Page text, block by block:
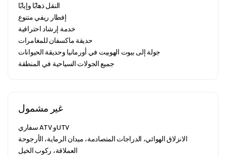
النقل ذهابًا وإيابًا
إفطار ريفي متنوع
خدمة إرشاد احترافية
حديقة ماكسفان للمغامرات
جولة إلى بيوت الهوبيت في أورمانيا وحديقة الحيوانات
جميع الجولات السياحية في المنطقة
غير مشمول
سفاري ATV وUTV
الانزلاق الهوائي، الدراجات المتصادمة، ميدان الرماية، الأرجوحة
العملاقة، ركوب الخيل